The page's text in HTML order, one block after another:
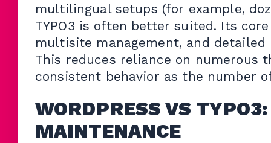
multilingual setups (for example,
TYPO3 is often better suited. Its
multisite management, and
This reduces reliance on numerous
consistent behavior as the number
WORDPRESS VS
MAINTENANCE